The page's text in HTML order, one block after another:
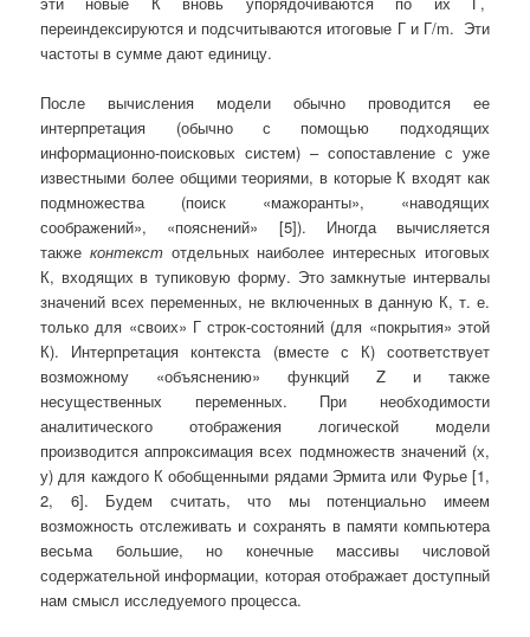
переиндексируются и подсчитываются итоговые Г и Г/m. Эти
частоты в сумме дают единицу.
После вычисления модели обычно проводится ее
интерпретация (обычно с помощью подходящих
информационно-поисковых систем) – сопоставление с уже
известными более общими теориями, в которые К входят как
подмножества (поиск «мажоранты», «наводящих
соображений», «пояснений» [5]). Иногда вычисляется
также контекстотдельных наиболее интересных итоговых
К, входящих в тупиковую форму. Это замкнутые интервалы
значений всех переменных, не включенных в данную К, т. е.
только для «своих» Г строк-состояний (для «покрытия» этой
К). Интерпретация контекста (вместе с К) соответствует
возможному «объяснению» функций Z и также
несущественных переменных. При необходимости
аналитического отображения логической модели
производится аппроксимация всех подмножеств значений (х,
у) для каждого К обобщенными рядами Эрмита или Фурье [1,
2, 6]. Будем считать, что мы потенциально имеем
возможность отслеживать и сохранять в памяти компьютера
весьма большие, но конечные массивы числовой
содержательной информации, которая отображает доступный
нам смысл исследуемого процесса.